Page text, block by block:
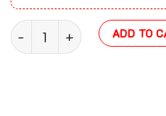
Thảm tấm Milliken - Nhập
ADD TO